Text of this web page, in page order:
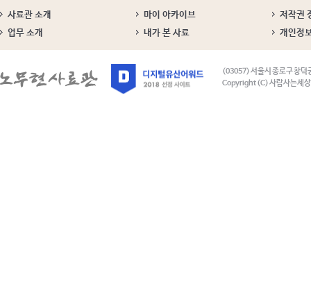
사료관 소개 마이 아카이브
저작권
업무 소개
내가 본 사료 개인정
(03057) 서울시 종로구 창덕
Copyright (C) 사람사는세